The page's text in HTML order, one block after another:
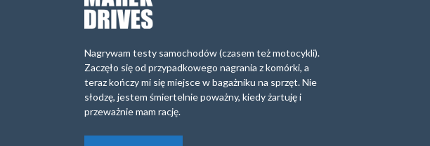
Nagrywam testy samochodów (czasem też motocykli).
Zaczęło się od przypadkowego nagrania z komórki, a
teraz kończy mi się miejsce w bagażniku na sprzęt. Nie
słodzę, jestem śmiertelnie poważny, kiedy żartuję i
przeważnie mam rację.